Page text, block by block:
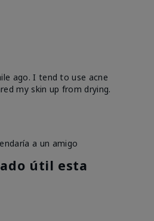
ago. I tend to use acne
my skin up from drying.
a un amigo
útil esta